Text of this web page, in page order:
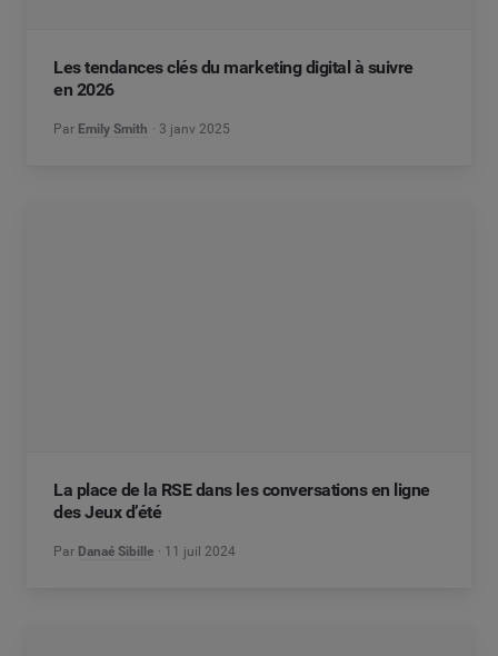
Les tendances clés du marketing digital à suivre
en 2026
Par Emily Smith 3 janv 2025
La place de la RSE dans les conversations en ligne
des Jeux d’été
Par Danaé Sibille 11 juil 2024